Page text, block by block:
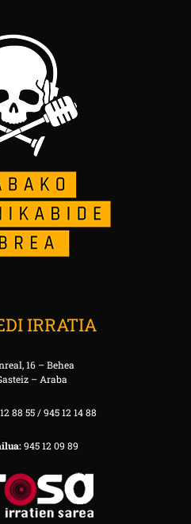
IRRATIA
16 – Behea
– Araba
88 55 / 945 12 14 88
945 12 09 89